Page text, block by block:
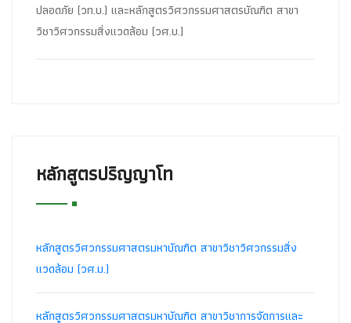
ปลอดภัย (วท.บ.) และหลักสูตรวิศวกรรมศาสตรบัณฑิต สาขา
วิชาวิศวกรรมสิ่งแวดล้อม (วศ.บ.)
หลักสูตรปริญญาโท
หลักสูตรวิศวกรรมศาสตรมหาบัณฑิต สาขาวิชาวิศวกรรมสิ่ง
แวดล้อม (วศ.ม.)
หลักสูตรวิศวกรรมศาสตรมหาบัณฑิต สาขาวิชาการจัดการและ